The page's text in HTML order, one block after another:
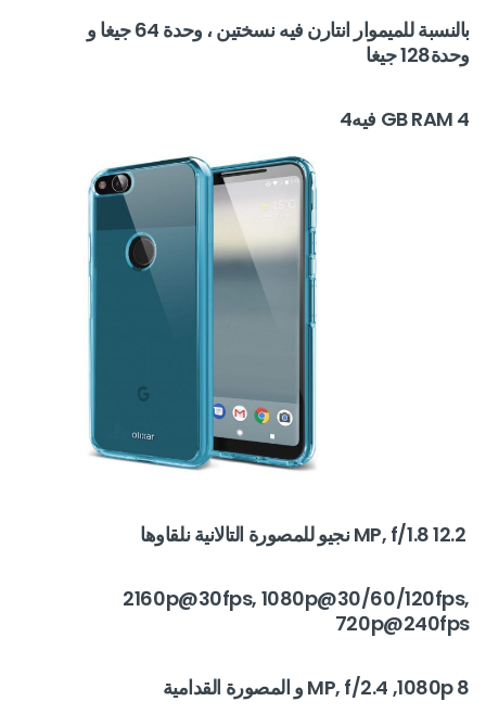
بالنسبة للميموار انتارن فيه نسختين ، وحدة 64 جيغا و
وحدة128 جيغا
4 GB RAM فيه4
2160p@30fps, 1080p@30/60/120fps,
720p@240fps
8 MP, f/2.4 ,1080p و المصورة القدامية